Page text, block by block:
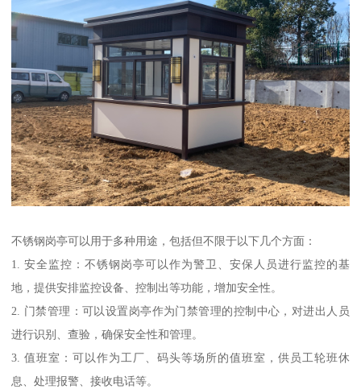
不锈钢岗亭可以用于多种用途，包括但不限于以下几个方面：
1. 安全监控：不锈钢岗亭可以作为警卫、安保人员进行监控的基
地，提供安排监控设备、控制出等功能，增加安全性。
2. 门禁管理：可以设置岗亭作为门禁管理的控制中心，对进出人员
进行识别、查验，确保安全性和管理。
3. 值班室：可以作为工厂、码头等场所的值班室，供员工轮班休
息、处理报警、接收电话等。